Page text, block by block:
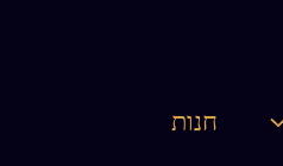
חנות